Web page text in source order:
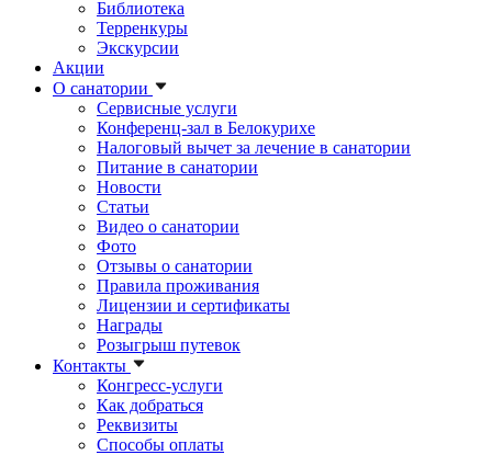
Библиотека
Терренкуры
Экскурсии
Акции
О санатории
Сервисные услуги
Конференц-зал в Белокурихе
Налоговый вычет за лечение в санатории
Питание в санатории
Новости
Статьи
Видео о санатории
Фото
Отзывы о санатории
Правила проживания
Лицензии и сертификаты
Награды
Розыгрыш путевок
Контакты
Конгресс-услуги
Как добраться
Реквизиты
Способы оплаты